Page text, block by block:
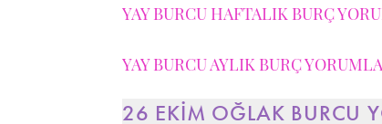
YAY BURCU HAFTALIK BURÇ
YAY BURCU AYLIK BURÇ
26 EKİM OĞLAK BURCU